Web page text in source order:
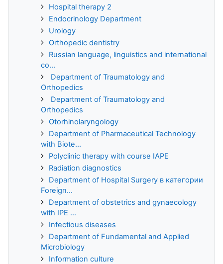
Hospital therapy 2
Endocrinology Department
Urology
Orthopedic dentistry
Russian language, linguistics and international
co...
Department of Traumatology and
Orthopedics
Department of Traumatology and
Orthopedics
Otorhinolaryngology
Department of Pharmaceutical Technology
with Biote...
Polyclinic therapy with course IAPE
Radiation diagnostics
Department of Hospital Surgery в категории
Foreign...
Department of obstetrics and gynaecology
with IPE ...
Infectious diseases
Department of Fundamental and Applied
Microbiology
Information culture